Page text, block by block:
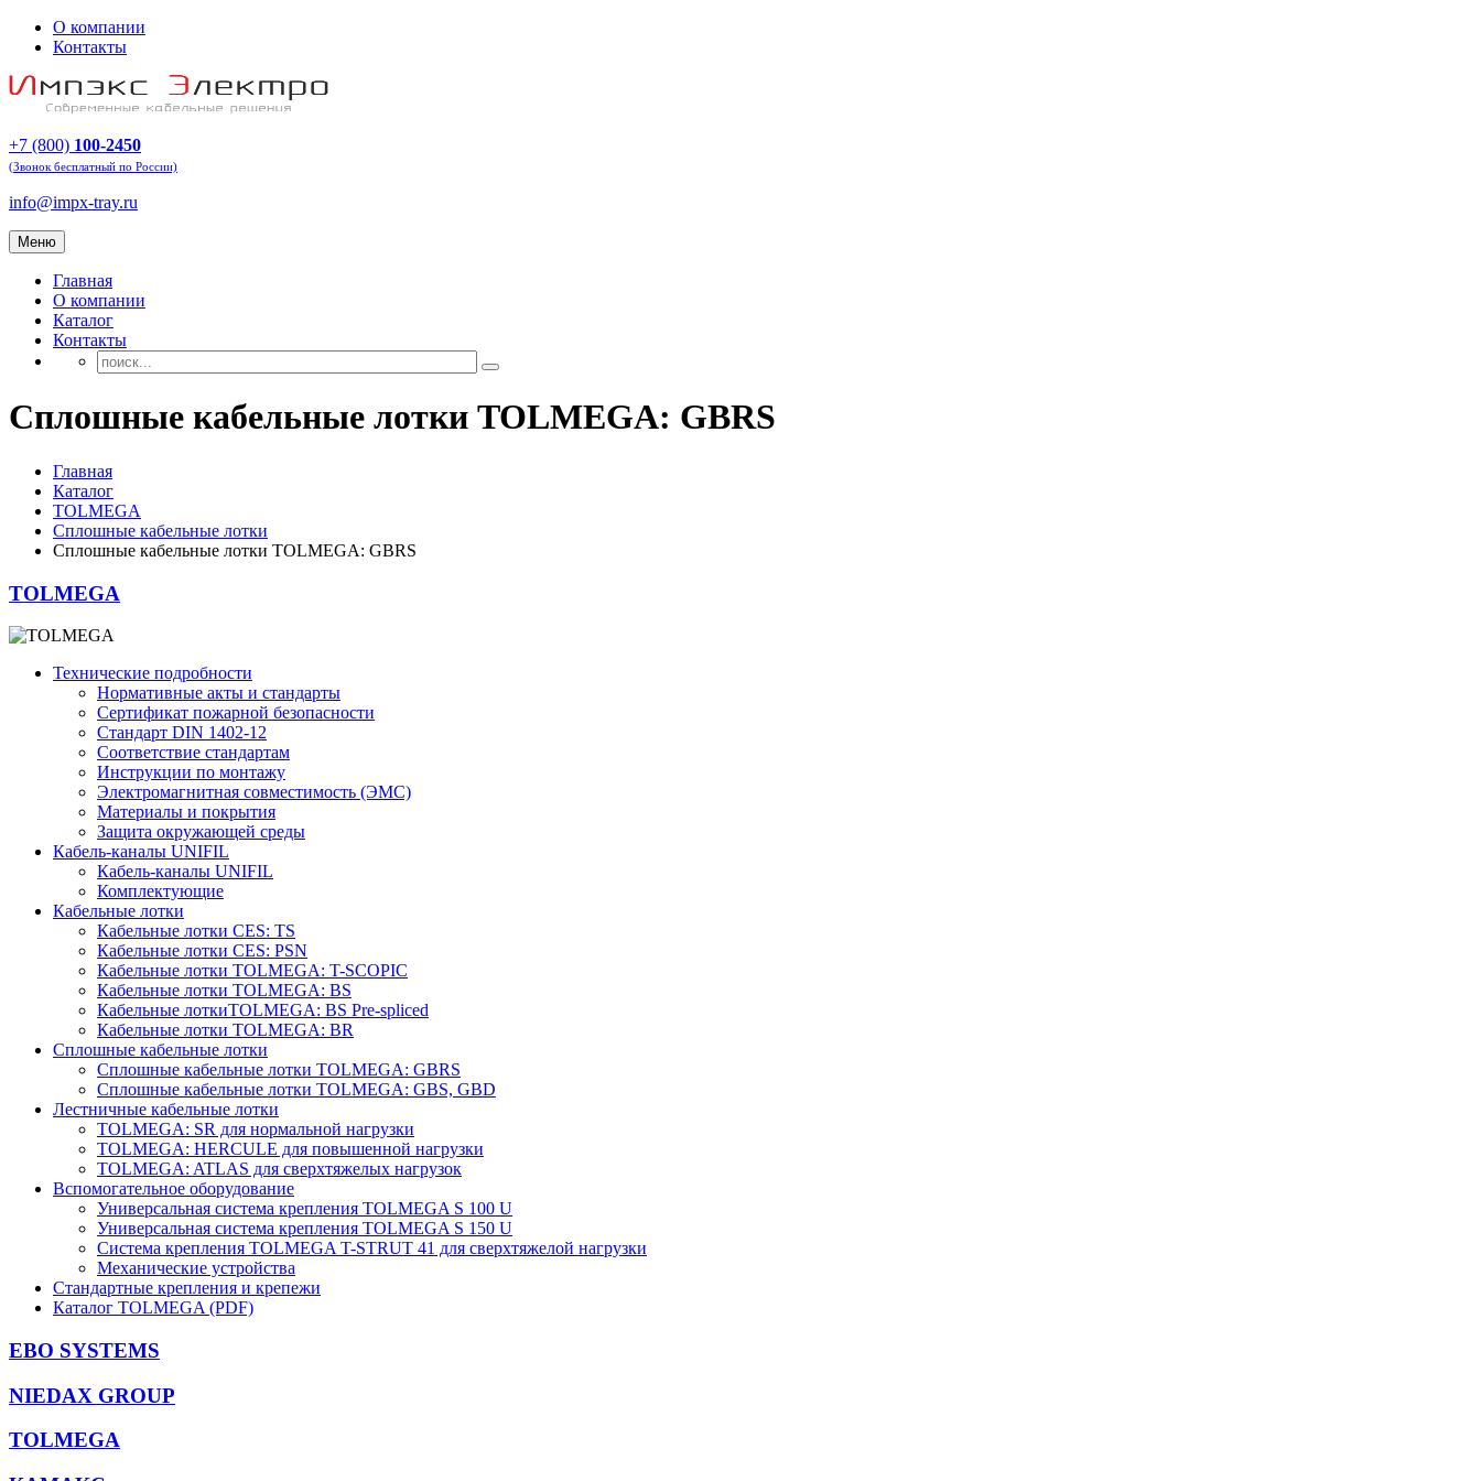
О компании
Контакты
+7 (800) 100-2450
(Звонок бесплатный по России)
info@impx-tray.ru
Меню
Главная
О компании
Каталог
Контакты
Сплошные кабельные лотки TOLMEGA: GBRS
Главная
Каталог
TOLMEGA
Сплошные кабельные лотки
Сплошные кабельные лотки TOLMEGA: GBRS
TOLMEGA
Технические подробности
Нормативные акты и стандарты
Сертификат пожарной безопасности
Стандарт DIN 1402-12
Соответствие стандартам
Инструкции по монтажу
Электромагнитная совместимость (ЭМС)
Материалы и покрытия
Защита окружающей среды
Кабель-каналы UNIFIL
Кабель-каналы UNIFIL
Комплектующие
Кабельные лотки
Кабельные лотки СES: TS
Кабельные лотки СES: PSN
Кабельные лотки TOLMEGA: T-SCOPIC
Кабельные лотки TOLMEGA: BS
Кабельные лоткиTOLMEGA: BS Pre-spliced
Кабельные лотки TOLMEGA: BR
Сплошные кабельные лотки
Сплошные кабельные лотки TOLMEGA: GBRS
Сплошные кабельные лотки TOLMEGA: GBS, GBD
Лестничные кабельные лотки
TOLMEGA: SR для нормальной нагрузки
TOLMEGA: HERCULE для повышенной нагрузки
TOLMEGA: ATLAS для сверхтяжелых нагрузок
Вспомогательное оборудование
Универсальная система крепления TOLMEGA S 100 U
Универсальная система крепления TOLMEGA S 150 U
Система крепления TOLMEGA T-STRUT 41 для сверхтяжелой нагрузки
Механические устройства
Стандартные крепления и крепежи
Каталог TOLMEGA (PDF)
EBO SYSTEMS
NIEDAX GROUP
TOLMEGA